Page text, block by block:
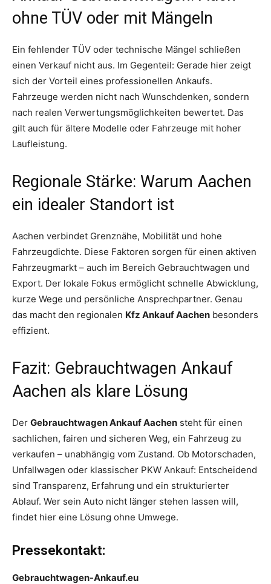
ohne TÜV oder mit Mängeln
Ein fehlender TÜV oder technische Mängel schließen
einen Verkauf nicht aus. Im Gegenteil: Gerade hier zeigt
sich der Vorteil eines professionellen Ankaufs.
Fahrzeuge werden nicht nach Wunschdenken, sondern
nach realen Verwertungsmöglichkeiten bewertet. Das
gilt auch für ältere Modelle oder Fahrzeuge mit hoher
Laufleistung.
Regionale Stärke: Warum Aachen
ein idealer Standort ist
Aachen verbindet Grenznähe, Mobilität und hohe
Fahrzeugdichte. Diese Faktoren sorgen für einen aktiven
Fahrzeugmarkt – auch im Bereich Gebrauchtwagen und
Export. Der lokale Fokus ermöglicht schnelle Abwicklung,
kurze Wege und persönliche Ansprechpartner. Genau
das macht den regionalen Kfz Ankauf Aachen besonders
effizient.
Fazit: Gebrauchtwagen Ankauf
Aachen als klare Lösung
Der Gebrauchtwagen Ankauf Aachen steht für einen
sachlichen, fairen und sicheren Weg, ein Fahrzeug zu
verkaufen – unabhängig vom Zustand. Ob Motorschaden,
Unfallwagen oder klassischer PKW Ankauf: Entscheidend
sind Transparenz, Erfahrung und ein strukturierter
Ablauf. Wer sein Auto nicht länger stehen lassen will,
findet hier eine Lösung ohne Umwege.
Pressekontakt:
Gebrauchtwagen-Ankauf.eu